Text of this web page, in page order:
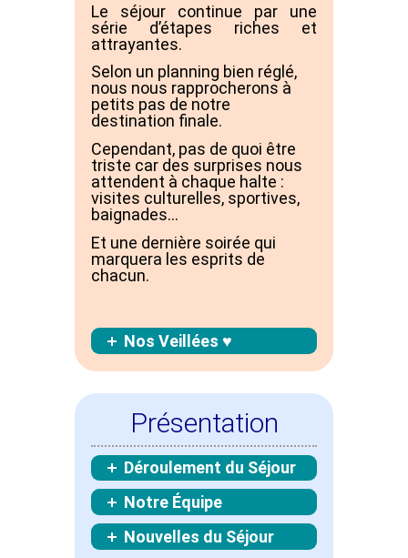
Le séjour continue par une
série d’étapes riches et
attrayantes.
Selon un planning bien réglé,
nous nous rapprocherons à
petits pas de notre
destination finale.
Cependant, pas de quoi être
triste car des surprises nous
attendent à chaque halte :
visites culturelles, sportives,
baignades…
Et une dernière soirée qui
marquera les esprits de
chacun.
Nos Veillées ♥
Présentation
Déroulement du Séjour
Notre Équipe
Nouvelles du Séjour